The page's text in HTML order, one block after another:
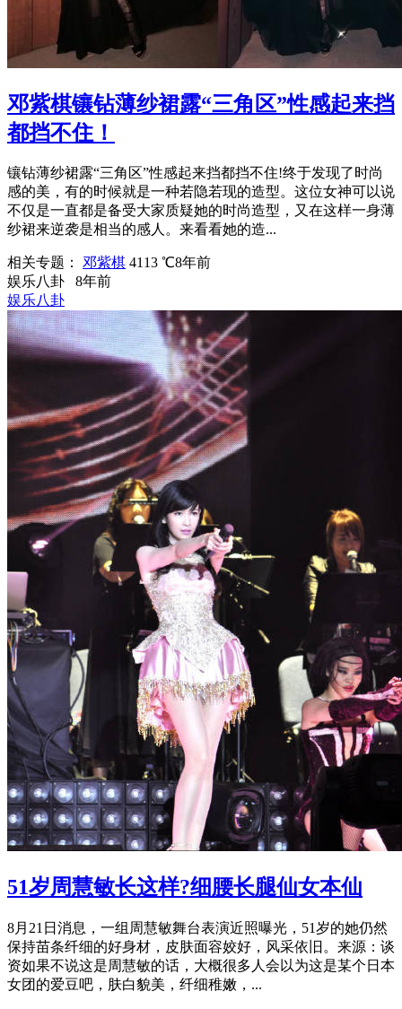
邓紫棋镶钻薄纱裙露“三角区”性感起来挡
都挡不住！
镶钻薄纱裙露“三角区”性感起来挡都挡不住!终于发现了时尚
感的美，有的时候就是一种若隐若现的造型。这位女神可以说
不仅是一直都是备受大家质疑她的时尚造型，又在这样一身薄
纱裙来逆袭是相当的感人。来看看她的造...
相关专题： 邓紫棋 4113 ℃8年前
娱乐八卦
8年前
娱乐八卦
51岁周慧敏长这样?细腰长腿仙女本仙
8月21日消息，一组周慧敏舞台表演近照曝光，51岁的她仍然
保持苗条纤细的好身材，皮肤面容姣好，风采依旧。来源：谈
资如果不说这是周慧敏的话，大概很多人会以为这是某个日本
女团的爱豆吧，肤白貌美，纤细稚嫩，...